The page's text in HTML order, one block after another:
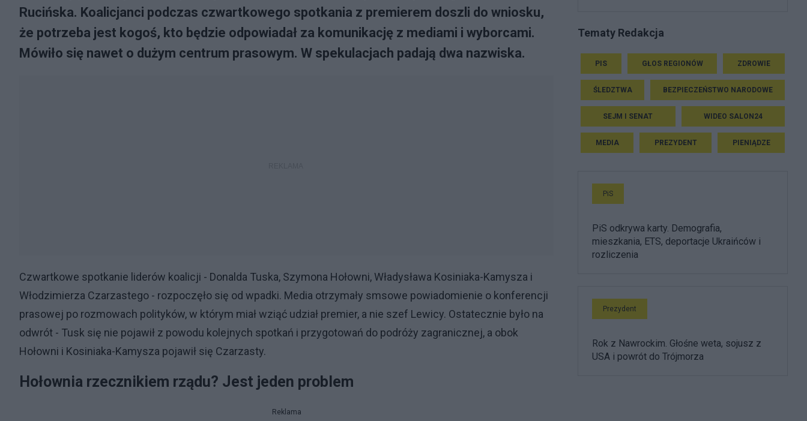
Rucińska. Koalicjanci podczas czwartkowego spotkania z premierem doszli do wniosku,
że potrzeba jest kogoś, kto będzie odpowiadał za komunikację z mediami i wyborcami.
Mówiło się nawet o dużym centrum prasowym. W spekulacjach padają dwa nazwiska.
Czwartkowe spotkanie liderów koalicji - Donalda Tuska, Szymona Hołowni, Władysława Kosiniaka-Kamysza i
Włodzimierza Czarzastego - rozpoczęło się od wpadki. Media otrzymały smsowe powiadomienie o konferencji
prasowej po rozmowach polityków, w którym miał wziąć udział premier, a nie szef Lewicy. Ostatecznie było na
odwrót - Tusk się nie pojawił z powodu kolejnych spotkań i przygotowań do podróży zagranicznej, a obok
Hołowni i Kosiniaka-Kamysza pojawił się Czarzasty.
Hołownia rzecznikiem rządu? Jest jeden problem
Reklama
Tematy Redakcja
PIS GŁOS REGIONÓW ZDROWIE
ŚLEDZTWA BEZPIECZEŃSTWO NARODOWE
SEJM I SENAT WIDEO SALON24
MEDIA PREZYDENT PIENIĄDZE
PiS
PiS odkrywa karty. Demografia,
mieszkania, ETS, deportacje Ukraińców i
rozliczenia
Prezydent
Rok z Nawrockim. Głośne weta, sojusz z
USA i powrót do Trójmorza